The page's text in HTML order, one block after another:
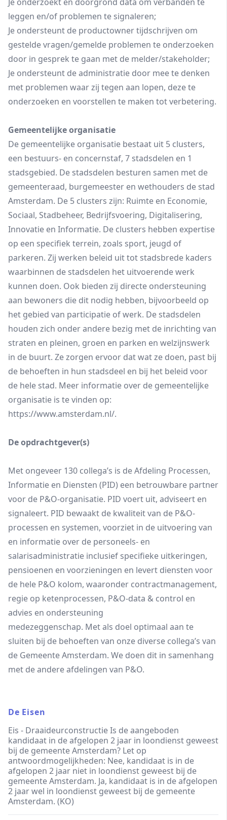
leggen en/of problemen te signaleren;
Je ondersteunt de productowner tijdschrijven om
gestelde vragen/gemelde problemen te onderzoeken
door in gesprek te gaan met de melder/stakeholder;
Je ondersteunt de administratie door mee te denken
met problemen waar zij tegen aan lopen, deze te
onderzoeken en voorstellen te maken tot verbetering.
Gemeentelijke organisatie
De gemeentelijke organisatie bestaat uit 5 clusters,
een bestuurs- en concernstaf, 7 stadsdelen en 1
stadsgebied. De stadsdelen besturen samen met de
gemeenteraad, burgemeester en wethouders de stad
Amsterdam. De 5 clusters zijn: Ruimte en Economie,
Sociaal, Stadbeheer, Bedrijfsvoering, Digitalisering,
Innovatie en Informatie. De clusters hebben expertise
op een specifiek terrein, zoals sport, jeugd of
parkeren. Zij werken beleid uit tot stadsbrede kaders
waarbinnen de stadsdelen het uitvoerende werk
kunnen doen. Ook bieden zij directe ondersteuning
aan bewoners die dit nodig hebben, bijvoorbeeld op
het gebied van participatie of werk. De stadsdelen
houden zich onder andere bezig met de inrichting van
straten en pleinen, groen en parken en welzijnswerk
in de buurt. Ze zorgen ervoor dat wat ze doen, past bij
de behoeften in hun stadsdeel en bij het beleid voor
de hele stad. Meer informatie over de gemeentelijke
organisatie is te vinden op:
https://www.amsterdam.nl/.
De opdrachtgever(s)
Met ongeveer 130 collega’s is de Afdeling Processen,
Informatie en Diensten (PID) een betrouwbare partner
voor de P&O-organisatie. PID voert uit, adviseert en
signaleert. PID bewaakt de kwaliteit van de P&O-
processen en systemen, voorziet in de uitvoering van
en informatie over de personeels- en
salarisadministratie inclusief specifieke uitkeringen,
pensioenen en voorzieningen en levert diensten voor
de hele P&O kolom, waaronder contractmanagement,
regie op ketenprocessen, P&O-data & control en
advies en ondersteuning
medezeggenschap. Met als doel optimaal aan te
sluiten bij de behoeften van onze diverse collega’s van
de Gemeente Amsterdam. We doen dit in samenhang
met de andere afdelingen van P&O.
De Eisen
Eis - Draaideurconstructie Is de aangeboden
kandidaat in de afgelopen 2 jaar in loondienst geweest
bij de gemeente Amsterdam? Let op
antwoordmogelijkheden: Nee, kandidaat is in de
afgelopen 2 jaar niet in loondienst geweest bij de
gemeente Amsterdam. Ja, kandidaat is in de afgelopen
2 jaar wel in loondienst geweest bij de gemeente
Amsterdam. (KO)